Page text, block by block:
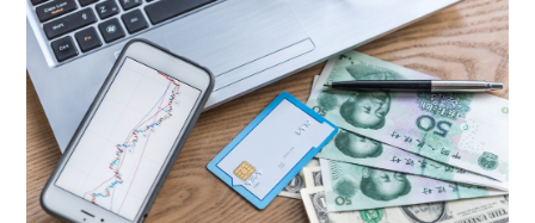
세무법인 HKL, 조사·재산세 전문가 임종수 세무사 영입
김밥엔 어떤 술 어울릴까?…국세청이 K-푸드 꺼낸 까닭
"세무플랫폼 문제 해결될 것"…세무사회 진단, 왜
배달라이더 원천징수 세금 인하…환급 플랫폼 수익성 악화될까
상속·증여세 조사, 이제 코인거래소까지 샅샅이 본다
고액자산가 더 옥죈다…해외신탁 미신고 제보에 포상금
반도체·AI로봇 국내 생산땐 세금 깎아준다
"오래 보유보다 오래 살아야"…1주택 세금 '실거주' 중심으로
강남이 좋다는 건 옛말…강서세무서장이 더 낫다?